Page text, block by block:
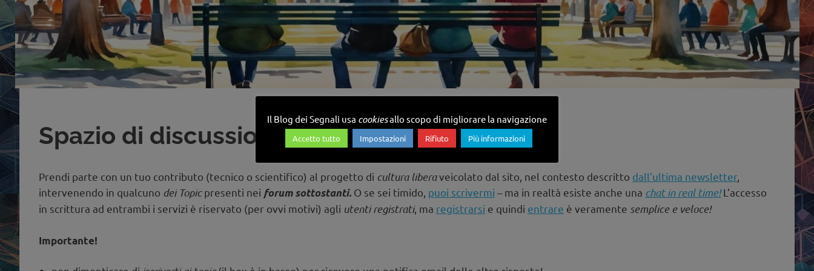
Spazio di discussione
Prendi parte con un tuo contributo (tecnico o scientifico) al progetto di cultura liberaveicolato dal sito, nel contesto descritto dall’ultima newsletter,
intervenendo in qualcuno dei Topicpresenti nei forum sottostanti. O se sei timido, puoi scrivermi – ma in realtà esiste anche una chat in real time!L’accesso
in scrittura ad entrambi i servizi è riservato (per ovvi motivi) agli utenti registrati, ma registrarsi e quindi entrare è veramente semplice e veloce!
Importante!
Il Blog dei Segnali usa cookiesallo scopo di migliorare la navigazione
Accetto tutto Impostazioni Rifiuto Più informazioni